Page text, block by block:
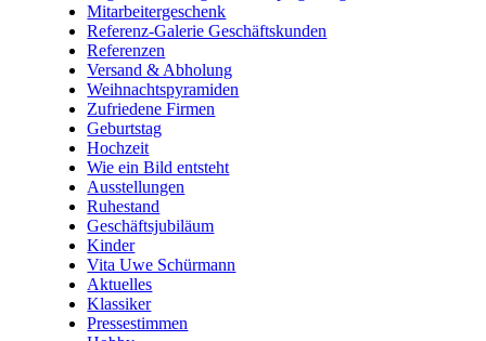
Mitarbeitergeschenk
Referenz-Galerie Geschäftskunden
Referenzen
Versand & Abholung
Weihnachtspyramiden
Zufriedene Firmen
Geburtstag
Hochzeit
Wie ein Bild entsteht
Ausstellungen
Ruhestand
Geschäftsjubiläum
Kinder
Vita Uwe Schürmann
Aktuelles
Klassiker
Pressestimmen